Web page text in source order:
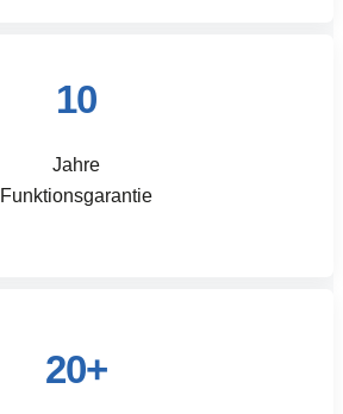
10
Jahre
Funktionsgarantie
20+